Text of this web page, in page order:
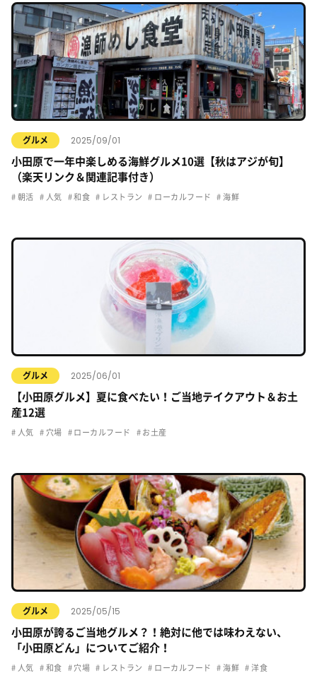
グルメ 2025/09/01
小田原で一年中楽しめる海鮮グルメ10選【秋はアジが旬】
（楽天リンク＆関連記事付き）
朝活 人気 和食 レストラン ローカルフード 海鮮
グルメ 2025/06/01
【小田原グルメ】夏に食べたい！ご当地テイクアウト＆お土
産12選
人気 穴場 ローカルフード お土産
グルメ 2025/05/15
小田原が誇るご当地グルメ？！絶対に他では味わえない、
「小田原どん」についてご紹介！
人気 和食 穴場 レストラン ローカルフード 海鮮 洋食